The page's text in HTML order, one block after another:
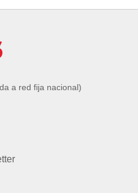
a red fija nacional)